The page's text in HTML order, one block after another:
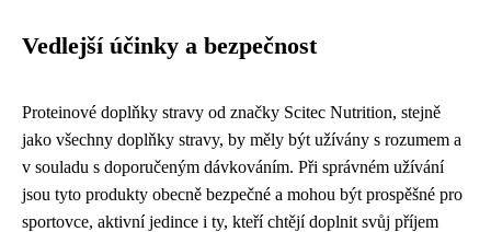
Vedlejší účinky a bezpečnost
Proteinové doplňky stravy od značky Scitec Nutrition, stejně
jako všechny doplňky stravy, by měly být užívány s rozumem a
v souladu s doporučeným dávkováním. Při správném užívání
jsou tyto produkty obecně bezpečné a mohou být prospěšné pro
sportovce, aktivní jedince i ty, kteří chtějí doplnit svůj příjem